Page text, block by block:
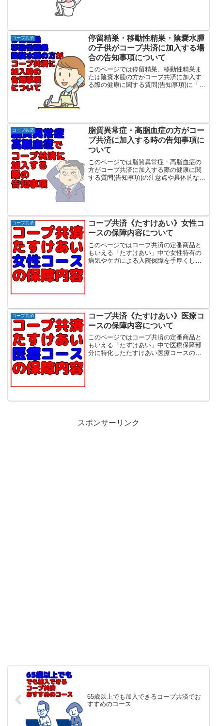
コープ共済
停留精巣・移動性精巣・陰嚢水腫
の子供がコープ共済に加入する場
合の告知事項について
このページでは停留精巣、移動性精巣ま
たは陰嚢水腫の方がコープ共済に加入す
る際の健康に関する質問(告知事項)に「は
コープ共済
脂質異常症・高脂血症の方がコー
プ共済に加入する時の告知事項に
ついて
このページでは脂質異常症・高脂血症の
方がコープ共済に加入する際の健康に関
する質問(告知事項)の注意点や具体的な加
コープ共済
コープ共済《たすけあい》女性コ
ースの保障内容について
このページではコープ共済の定番商品と
もいえる「たすけあい」中で女性特有の
病気やケガによる入院保障を手厚くした
コープ共済
コープ共済《たすけあい》医療コ
ースの保障内容について
このページではコープ共済の定番商品と
もいえる「たすけあい」中で医療保障部
分に特化したたすけあい医療コースの保
スポンサーリンク
65歳以上でも加入できるコープ共済でお
すすめのコース